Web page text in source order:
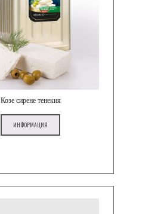
Козе сирене тенекия
ИНФОРМАЦИЯ